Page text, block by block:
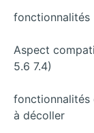
fonctionnalités
Aspect
5.6 7.4)
fonctionnalités
à décoller